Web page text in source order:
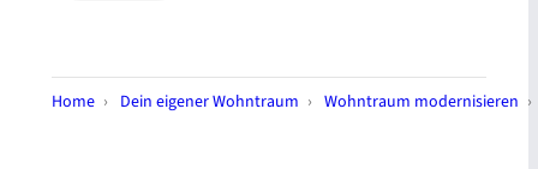
Home › Dein eigener Wohntraum › Wohntraum modernisieren